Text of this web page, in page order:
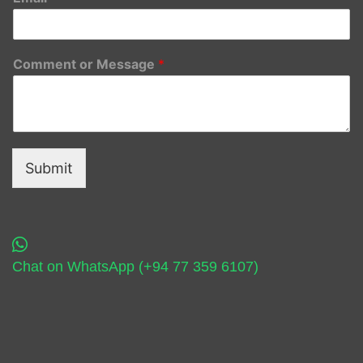
Comment or Message *
Submit
Chat on WhatsApp (+94 77 359 6107)